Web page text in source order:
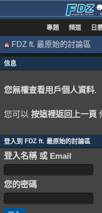
專題 頻道 日
FDZ ft. 最原始的討論區
信息
您無權查看用戶個人資料.
您可以 按這裡返回上一頁
登入到 FDZ ft. 最原始的討論區
登入名稱 或 Email
您的密碼